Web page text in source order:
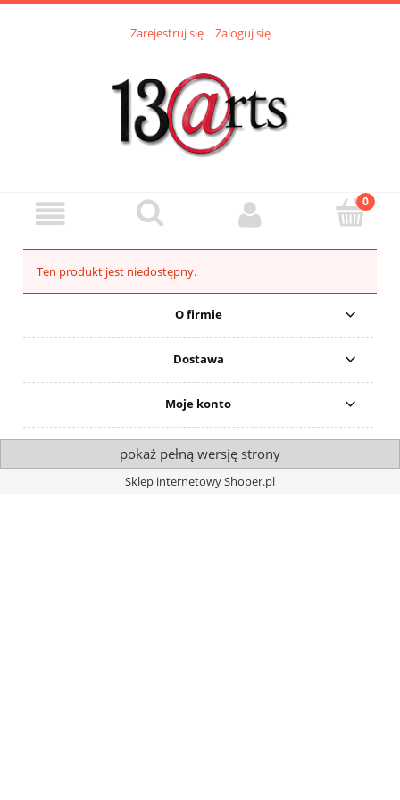
Zarejestruj się Zaloguj się
Ten produkt jest niedostępny.
O firmie
Dostawa
Moje konto
pokaż pełną wersję strony
Sklep internetowy Shoper.pl